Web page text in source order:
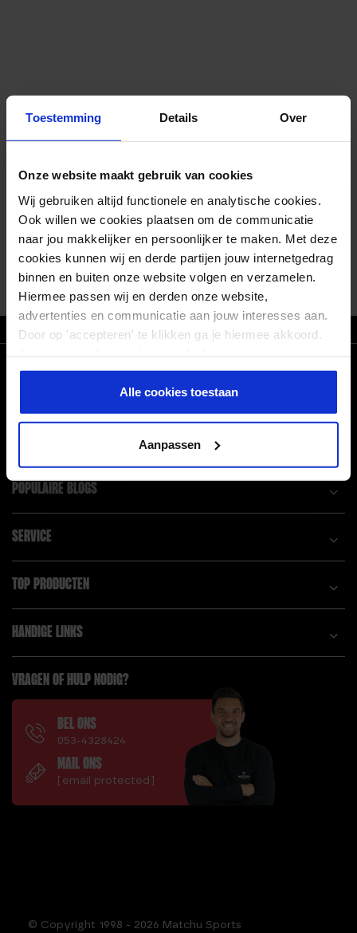
Toestemming Details Over
Onze website maakt gebruik van cookies
Wij gebruiken altijd functionele en analytische cookies.
Ook willen we cookies plaatsen om de communicatie
naar jou makkelijker en persoonlijker te maken. Met deze
cookies kunnen wij en derde partijen jouw internetgedrag
binnen en buiten onze website volgen en verzamelen.
Hiermee passen wij en derden onze website,
advertenties en communicatie aan jouw interesses aan.
Door op 'accepteren' te klikken ga je hiermee akkoord.
er meer over in onsprivacy beleid.
Alle cookies toestaan
Aanpassen
ZO T/M VR VOOR 21.30 BESTELD, MORGEN IN HUIS
CONNECT WITH US!
Instagram
POPULAIRE BLOGS
SERVICE
TOP PRODUCTEN
HANDIGE LINKS
VRAGEN OF HULP NODIG?
BEL ONS
053-4328424
MAIL ONS
[email protected]
© Copyright 1998 - 2026 Matchu Sports